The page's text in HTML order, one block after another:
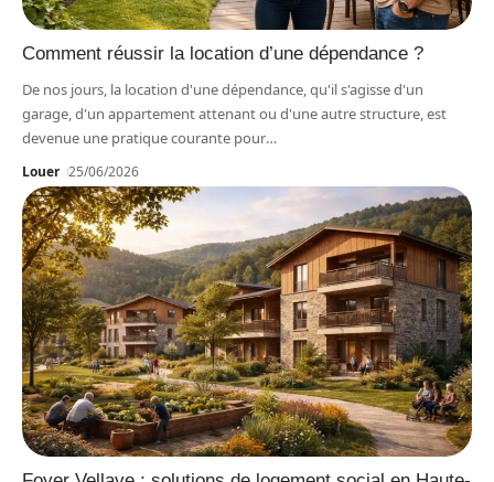
Comment réussir la location d’une dépendance ?
De nos jours, la location d'une dépendance, qu'il s'agisse d'un
garage, d'un appartement attenant ou d'une autre structure, est
devenue une pratique courante pour…
Louer 25/06/2026